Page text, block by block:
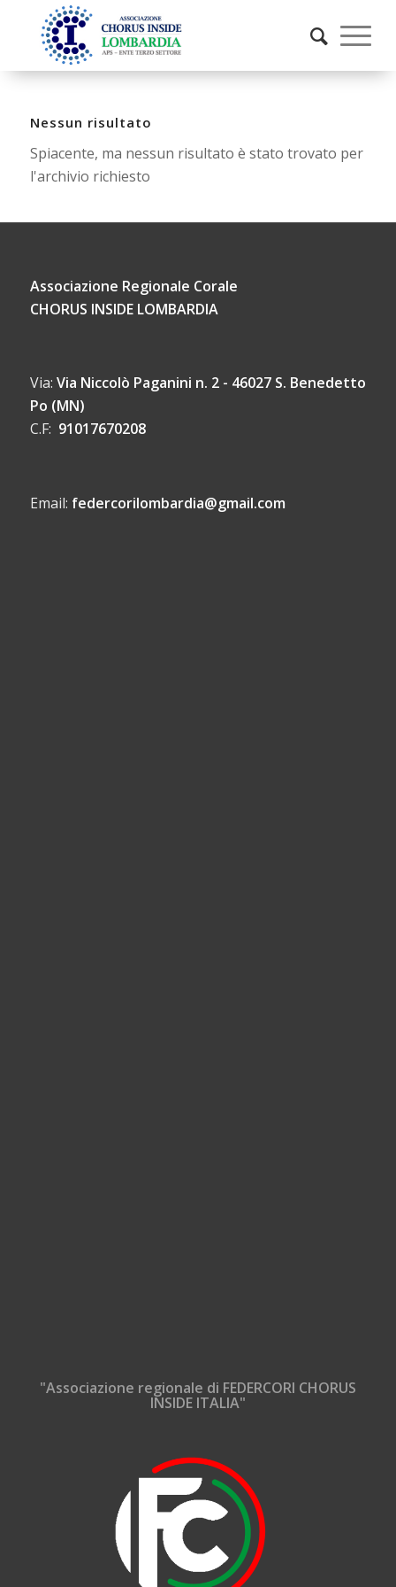
Nessun risultato
Spiacente, ma nessun risultato è stato trovato per
l'archivio richiesto
Associazione Regionale Corale
CHORUS INSIDE LOMBARDIA
Via: Via Niccolò Paganini n. 2 - 46027 S. Benedetto
Po (MN)
C.F: 91017670208
Email: federcorilombardia@gmail.com
"Associazione regionale di FEDERCORI CHORUS
INSIDE ITALIA"